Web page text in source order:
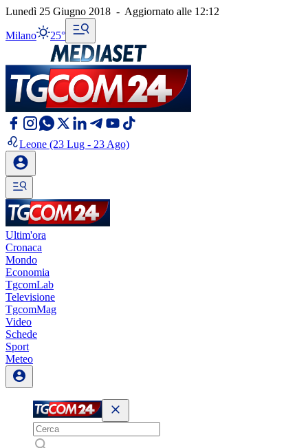
Lunedì 25 Giugno 2018 - Aggiornato alle 12:12
Milano 25°
Leone (23 Lug - 23 Ago)
Ultim'ora
Cronaca
Mondo
Economia
TgcomLab
Televisione
TgcomMag
Video
Schede
Sport
Meteo